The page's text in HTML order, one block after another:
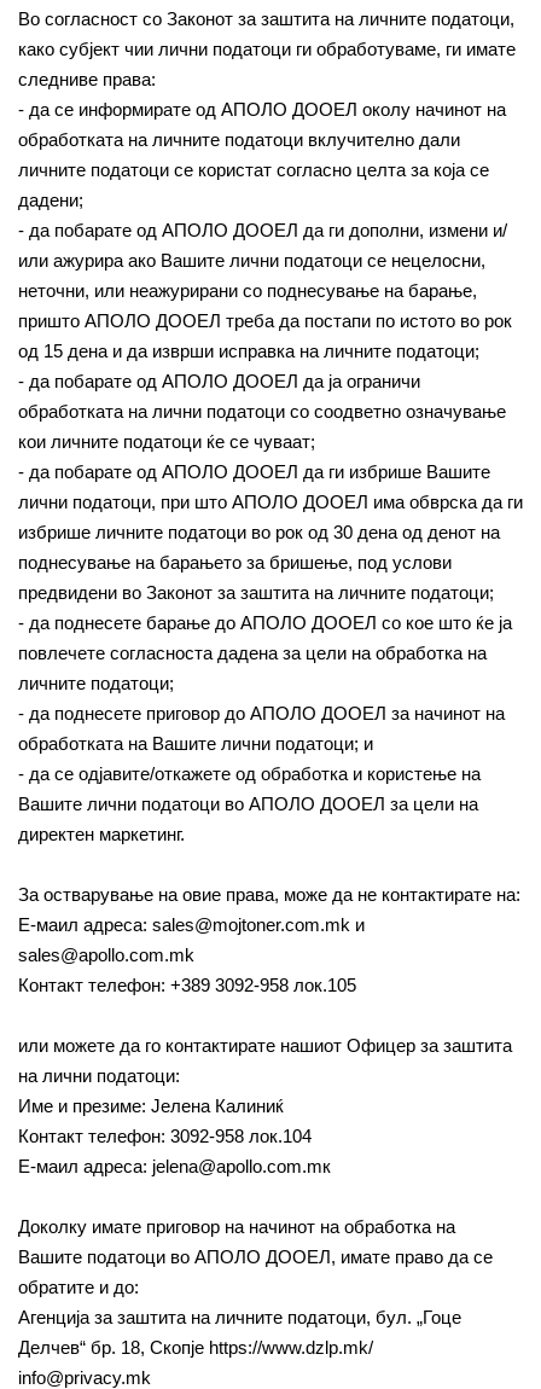
Во согласност со Законот за заштита на личните податоци,
како субјект чии лични податоци ги обработуваме, ги имате
следниве права:
- да се информирате од АПОЛО ДООЕЛ околу начинот на
обработката на личните податоци вклучително дали
личните податоци се користат согласно целта за која се
дадени;
- да побарате од АПОЛО ДООЕЛ да ги дополни, измени и/
или ажурира ако Вашите лични податоци се нецелосни,
неточни, или неажурирани со поднесување на барање,
пришто АПОЛО ДООЕЛ треба да постапи по истото во рок
од 15 дена и да изврши исправка на личните податоци;
- да побарате од АПОЛО ДООЕЛ да ја ограничи
обработката на лични податоци со соодветно означување
кои личните податоци ќе се чуваат;
- да побарате од АПОЛО ДООЕЛ да ги избрише Вашите
лични податоци, при што АПОЛО ДООЕЛ има обврска да ги
избрише личните податоци во рок од 30 дена од денот на
поднесување на барањето за бришење, под услови
предвидени во Законот за заштита на личните податоци;
- да поднесете барање до АПОЛО ДООЕЛ со кое што ќе ја
повлечете согласноста дадена за цели на обработка на
личните податоци;
- да поднесете приговор до АПОЛО ДООЕЛ за начинот на
обработката на Вашите лични податоци; и
- да се одјавите/откажете од обработка и користење на
Вашите лични податоци во АПОЛО ДООЕЛ за цели на
директен маркетинг.
За остварување на овие права, може да не контактирате на:
Е-маил адреса: sales@mojtoner.com.mk и
sales@apollo.com.mk
Контакт телефон: +389 3092-958 лок.105
или можете да го контактирате нашиот Офицер за заштита
на лични податоци:
Име и презиме: Јелена Калиниќ
Контакт телефон: 3092-958 лок.104
Е-маил адреса: jelena@apollo.com.mк
Доколку имате приговор на начинот на обработка на
Вашите податоци во АПОЛО ДООЕЛ, имате право да се
обратите и до:
Агенција за заштита на личните податоци, бул. „Гоце
Делчев“ бр. 18, Скопје https://www.dzlp.mk/
info@privacy.mk